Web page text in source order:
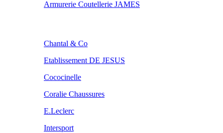
Armurerie Coutellerie JAMES
Chantal & Co
Etablissement DE JESUS
Cococinelle
Coralie Chaussures
E.Leclerc
Intersport